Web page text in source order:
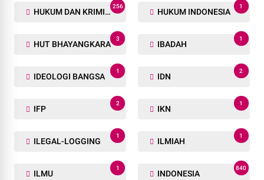
HUKUM DAN KRIMINAL
256
HUKUM INDONESIA
1
HUT BHAYANGKARA
3
IBADAH
1
IDEOLOGI BANGSA
1
IDN
2
IFP
2
IKN
1
ILEGAL-LOGGING
1
ILMIAH
1
ILMU
1
INDONESIA
840